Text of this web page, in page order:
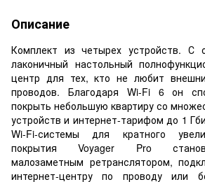
Описание
Комплект из четырех устройств. С
лаконичный настольный
центр для тех, кто не любит
проводов. Благодаря Wi-Fi 6 он
покрыть небольшую квартиру со
устройств и интернет-тарифом до 1
Wi-Fi-системы для кратного
покрытия Voyager Pro
малозаметным ретранслятором,
интернет-центру по проводу или